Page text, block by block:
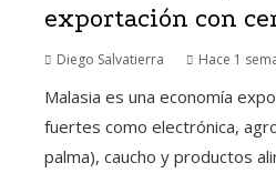
exportación con
Diego Salvatierra Hace 1
Malasia es una economía
fuertes como electrónica,
palma), caucho y productos